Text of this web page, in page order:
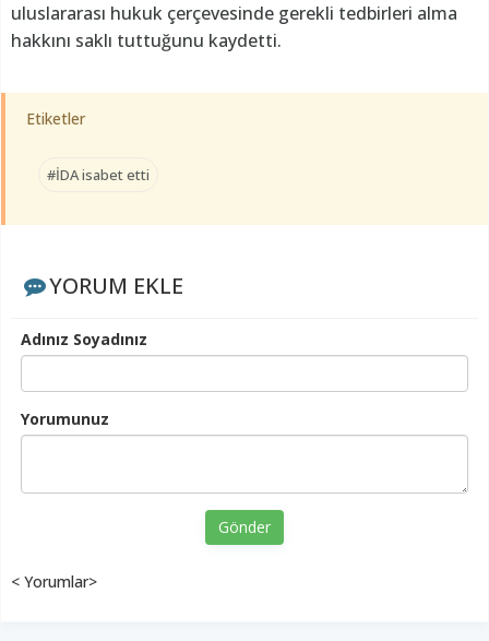
uluslararası hukuk çerçevesinde gerekli tedbirleri alma
hakkını saklı tuttuğunu kaydetti.
Etiketler
#İDA isabet etti
YORUM EKLE
Adınız Soyadınız
Yorumunuz
Gönder
< Yorumlar>